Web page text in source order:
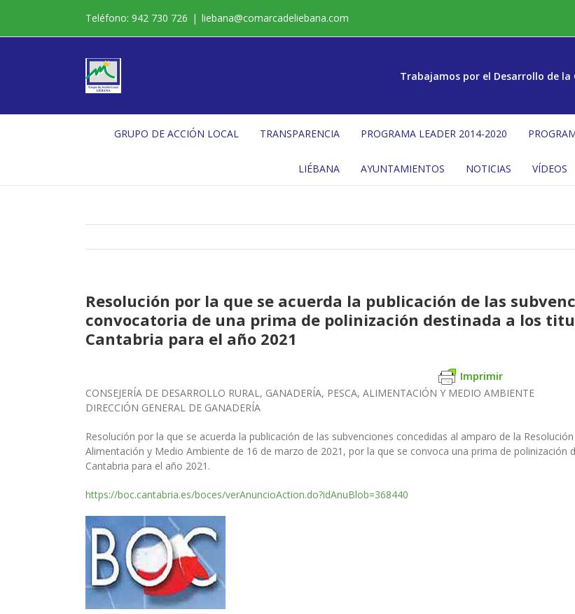
contenido
Teléfono: 942 730 726 | liebana@comarcadeliebana.com
Trabajamos por el Desarrollo de la
GRUPO DE ACCIÓN LOCAL TRANSPARENCIA PROGRAMA LEADER 2014-2020
LIÉBANA AYUNTAMIENTOS NOTICIAS VÍDEOS
Resolución por la que se acuerda la publicación de las
convocatoria de una prima de polinización destinada a los
Cantabria para el año 2021
Imprimir
CONSEJERÍA DE DESARROLLO RURAL, GANADERÍA, PESCA, ALIMENTACIÓN Y MEDIO AMBIENTE
DIRECCIÓN GENERAL DE GANADERÍA
Resolución por la que se acuerda la publicación de las subvenciones concedidas al amparo de la
Alimentación y Medio Ambiente de 16 de marzo de 2021, por la que se convoca una prima de polinización
Cantabria para el año 2021.
https://boc.cantabria.es/boces/verAnuncioAction.do?idAnuBlob=368440